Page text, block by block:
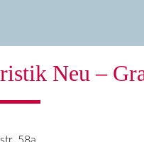
Neu –
58a